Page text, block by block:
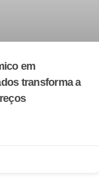
em
transforma a